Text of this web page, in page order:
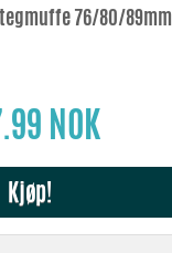
76/80/89mm
NOK
Kjøp!